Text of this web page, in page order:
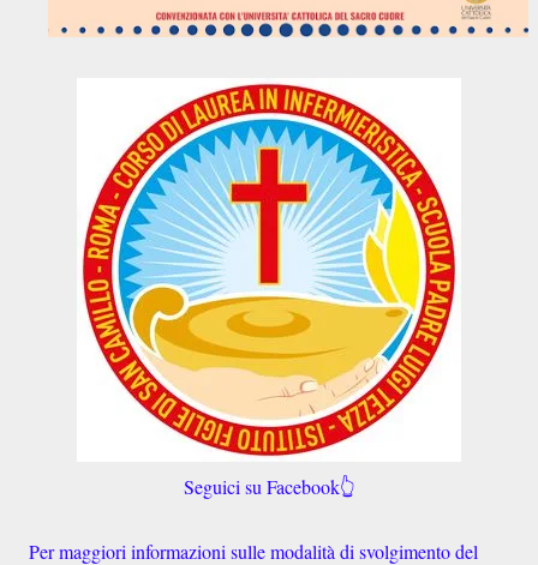
Seguici su Facebook👆
Per maggiori informazioni sulle modalità di svolgimento del